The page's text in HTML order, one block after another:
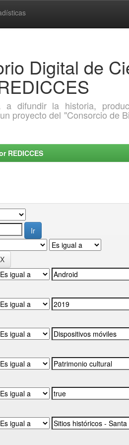
Digital de
difundir la historia,
proyecto del "Consorcio de
REDICCES